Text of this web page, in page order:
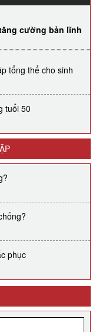
cường bản lĩnh
tổng thể cho sinh
tuổi 50
phục